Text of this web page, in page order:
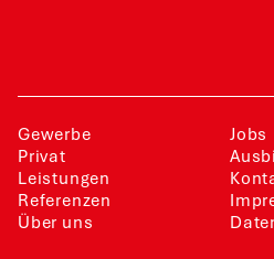
Gewerbe
Privat
Leistungen
Referenzen
Über uns
Jobs